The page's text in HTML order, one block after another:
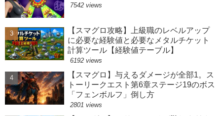
7542 views
【スマグロ攻略】上級職のレベルアップ
に必要な経験値と必要なメタルチケット
計算ツール【経験値テーブル】
6192 views
【スマグロ】与えるダメージが全部1。ス
トーリークエスト第6章ステージ19のボス
「フェンボルフ」倒し方
2801 views